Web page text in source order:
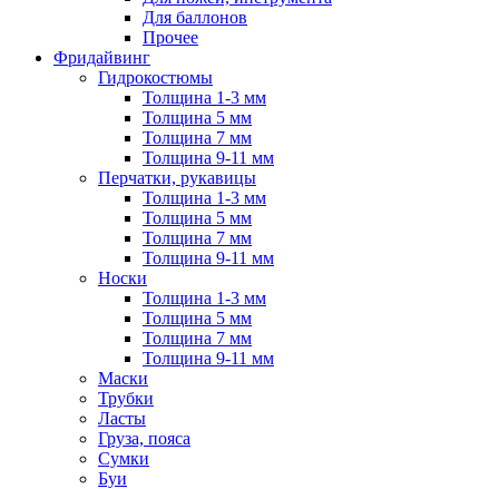
Для баллонов
Прочее
Фридайвинг
Гидрокостюмы
Толщина 1-3 мм
Толщина 5 мм
Толщина 7 мм
Толщина 9-11 мм
Перчатки, рукавицы
Толщина 1-3 мм
Толщина 5 мм
Толщина 7 мм
Толщина 9-11 мм
Носки
Толщина 1-3 мм
Толщина 5 мм
Толщина 7 мм
Толщина 9-11 мм
Маски
Трубки
Ласты
Груза, пояса
Сумки
Буи